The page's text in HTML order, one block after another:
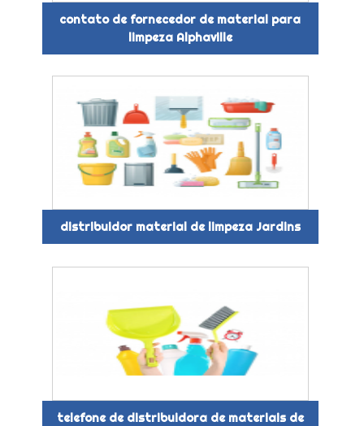
contato de fornecedor de material para
limpeza Alphaville
distribuidor material de limpeza Jardins
telefone de distribuidora de materiais de